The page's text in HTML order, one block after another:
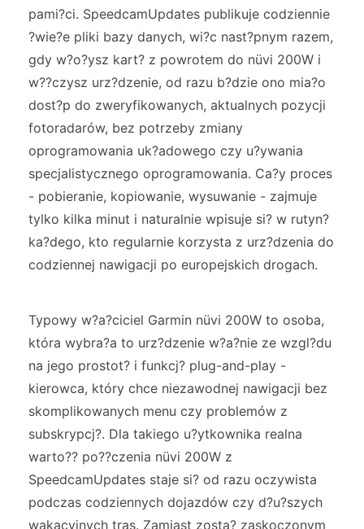
pami?ci. SpeedcamUpdates publikuje codziennie
?wie?e pliki bazy danych, wi?c nast?pnym razem,
gdy w?o?ysz kart? z powrotem do nüvi 200W i
w??czysz urz?dzenie, od razu b?dzie ono mia?o
dost?p do zweryfikowanych, aktualnych pozycji
fotoradarów, bez potrzeby zmiany
oprogramowania uk?adowego czy u?ywania
specjalistycznego oprogramowania. Ca?y proces
- pobieranie, kopiowanie, wysuwanie - zajmuje
tylko kilka minut i naturalnie wpisuje si? w rutyn?
ka?dego, kto regularnie korzysta z urz?dzenia do
codziennej nawigacji po europejskich drogach.
Typowy w?a?ciciel Garmin nüvi 200W to osoba,
która wybra?a to urz?dzenie w?a?nie ze wzgl?du
na jego prostot? i funkcj? plug-and-play -
kierowca, który chce niezawodnej nawigacji bez
skomplikowanych menu czy problemów z
subskrypcj?. Dla takiego u?ytkownika realna
warto?? po??czenia nüvi 200W z
SpeedcamUpdates staje si? od razu oczywista
podczas codziennych dojazdów czy d?u?szych
wakacyjnych tras. Zamiast zosta? zaskoczonym